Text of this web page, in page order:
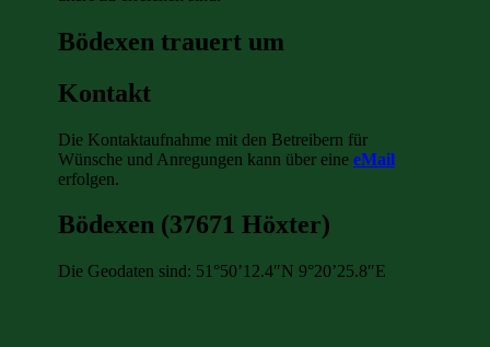
Bödexen trauert um
Kontakt
Die Kontaktaufnahme mit den Betreibern für
Wünsche und Anregungen kann über eine eMail
erfolgen.
Bödexen (37671 Höxter)
Die Geodaten sind: 51°50’12.4″N 9°20’25.8″E